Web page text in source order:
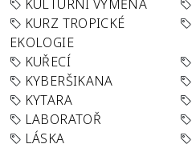
KULTURNÍ VÝMĚNA
KURZ TROPICKÉ
EKOLOGIE
KUŘECÍ
KYBERŠIKANA
KYTARA
LABORATOŘ
LÁSKA